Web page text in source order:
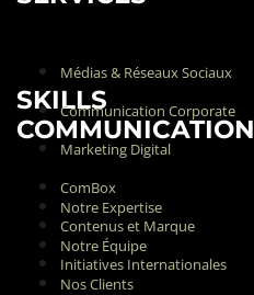
SKILLS
COMMUNICATION
Notre Expertise
Notre Équipe
Nos Clients
Médias & Réseaux Sociaux
Communication Corporate
Marketing Digital
ComBox
Contenus et Marque
Initiatives Internationales